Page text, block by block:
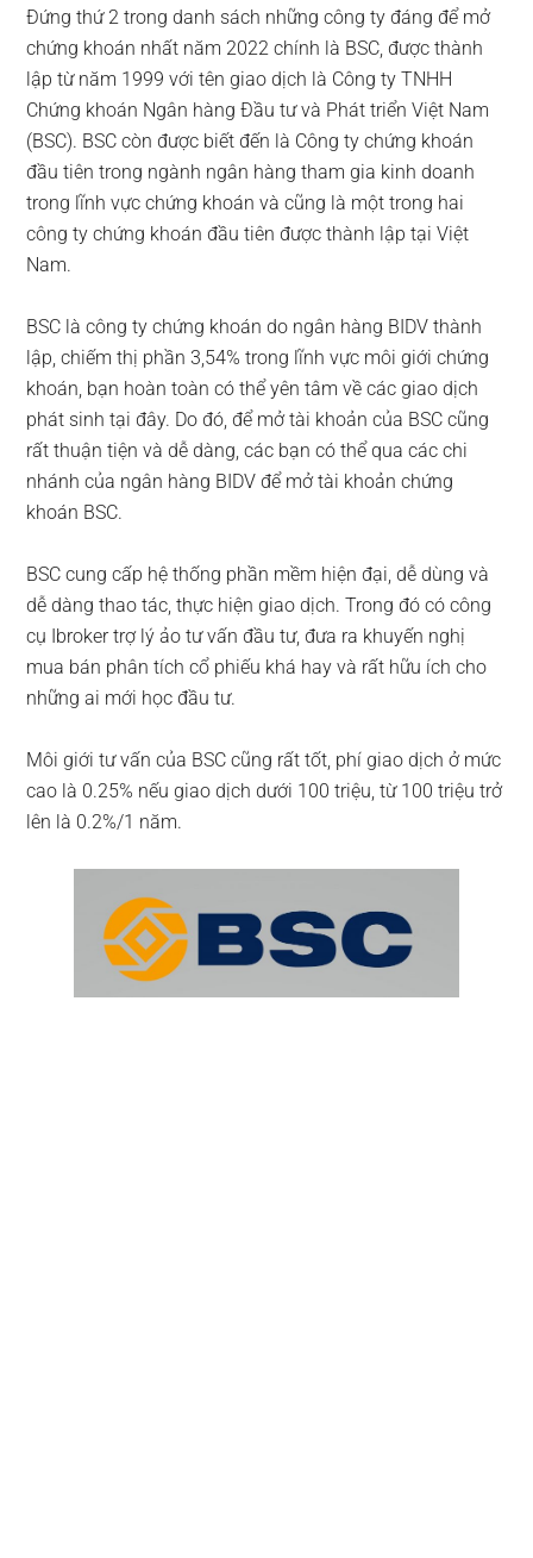
Đứng thứ 2 trong danh sách những công ty đáng để mở
chứng khoán nhất năm 2022 chính là BSC, được thành
lập từ năm 1999 với tên giao dịch là Công ty TNHH
Chứng khoán Ngân hàng Đầu tư và Phát triển Việt Nam
(BSC). BSC còn được biết đến là Công ty chứng khoán
đầu tiên trong ngành ngân hàng tham gia kinh doanh
trong lĩnh vực chứng khoán và cũng là một trong hai
công ty chứng khoán đầu tiên được thành lập tại Việt
Nam.
BSC là công ty chứng khoán do ngân hàng BIDV thành
lập, chiếm thị phần 3,54% trong lĩnh vực môi giới chứng
khoán, bạn hoàn toàn có thể yên tâm về các giao dịch
phát sinh tại đây. Do đó, để mở tài khoản của BSC cũng
rất thuận tiện và dễ dàng, các bạn có thể qua các chi
nhánh của ngân hàng BIDV để mở tài khoản chứng
khoán BSC.
BSC cung cấp hệ thống phần mềm hiện đại, dễ dùng và
dễ dàng thao tác, thực hiện giao dịch. Trong đó có công
cụ Ibroker trợ lý ảo tư vấn đầu tư, đưa ra khuyến nghị
mua bán phân tích cổ phiếu khá hay và rất hữu ích cho
những ai mới học đầu tư.
Môi giới tư vấn của BSC cũng rất tốt, phí giao dịch ở mức
cao là 0.25% nếu giao dịch dưới 100 triệu, từ 100 triệu trở
lên là 0.2%/1 năm.